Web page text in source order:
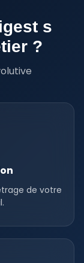
s
?
de votre